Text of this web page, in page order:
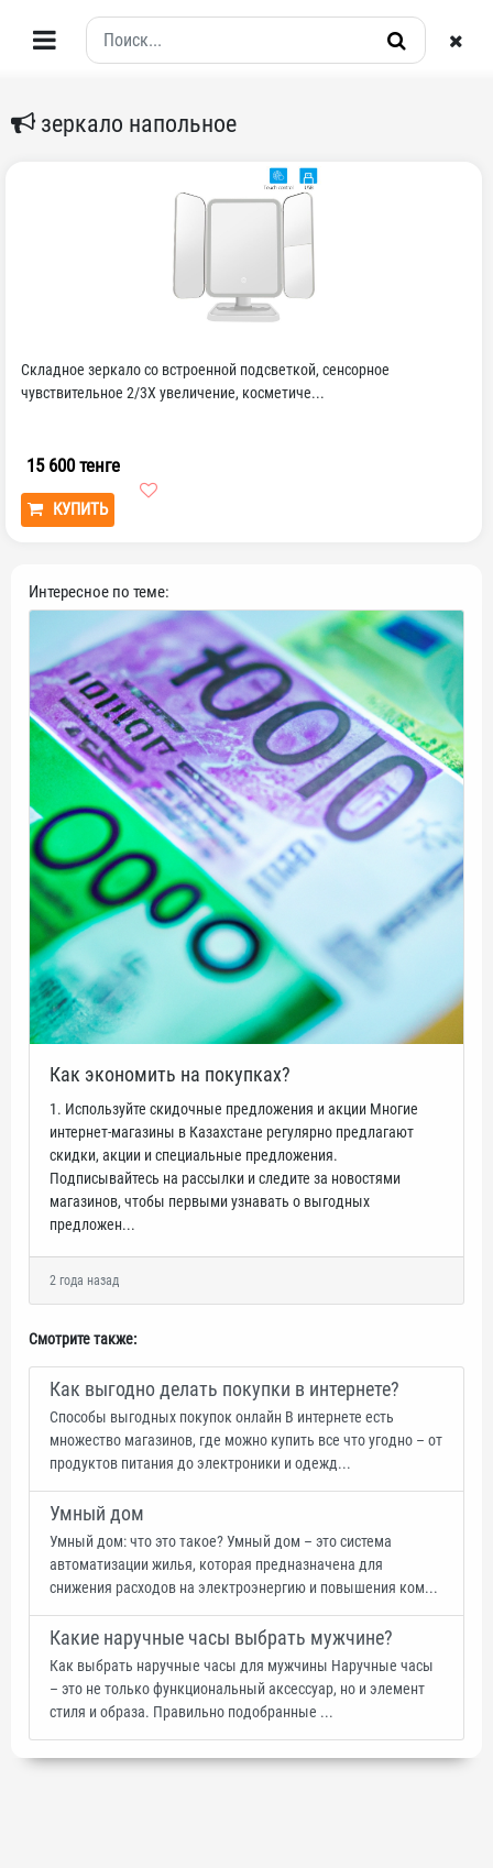
зеркало напольное
Складное зеркало со встроенной подсветкой, сенсорное
чувствительное 2/3X увеличение, косметиче...
15 600 тенге
КУПИТЬ
Интересное по теме:
Как экономить на покупках?
1. Используйте скидочные предложения и акции Многие
интернет-магазины в Казахстане регулярно предлагают
скидки, акции и специальные предложения.
Подписывайтесь на рассылки и следите за новостями
магазинов, чтобы первыми узнавать о выгодных
предложен...
2 года назад
Смотрите также:
Как выгодно делать покупки в интернете?
Способы выгодных покупок онлайн В интернете есть
множество магазинов, где можно купить все что угодно – от
продуктов питания до электроники и одежд...
Умный дом
Умный дом: что это такое? Умный дом – это система
автоматизации жилья, которая предназначена для
снижения расходов на электроэнергию и повышения ком...
Какие наручные часы выбрать мужчине?
Как выбрать наручные часы для мужчины Наручные часы
– это не только функциональный аксессуар, но и элемент
стиля и образа. Правильно подобранные ...